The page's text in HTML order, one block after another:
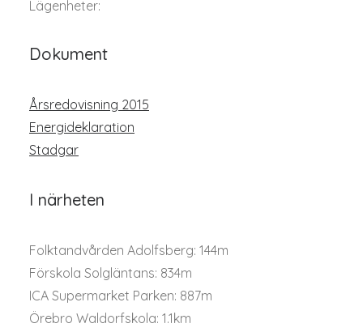
Lägenheter:
Dokument
Årsredovisning 2015
Energideklaration
Stadgar
I närheten
Folktandvården Adolfsberg: 144m
Förskola Solgläntans: 834m
ICA Supermarket Parken: 887m
Örebro Waldorfskola: 1.1km